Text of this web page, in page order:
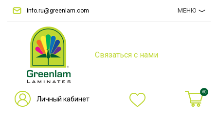
info.ru@greenlam.com МЕНЮ
Связаться с нами
Личный кабинет
(0)